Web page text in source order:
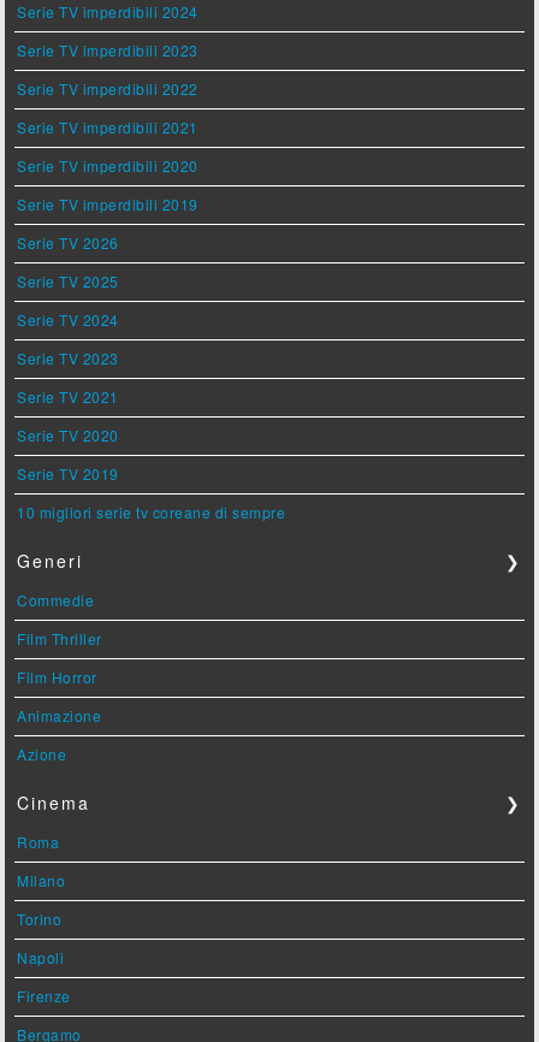
Serie TV imperdibili 2024
Serie TV imperdibili 2023
Serie TV imperdibili 2022
Serie TV imperdibili 2021
Serie TV imperdibili 2020
Serie TV imperdibili 2019
Serie TV 2026
Serie TV 2025
Serie TV 2024
Serie TV 2023
Serie TV 2021
Serie TV 2020
Serie TV 2019
10 migliori serie tv coreane di sempre
Generi ❯
Commedie
Film Thriller
Film Horror
Animazione
Azione
Cinema ❯
Roma
Milano
Torino
Napoli
Firenze
Bergamo